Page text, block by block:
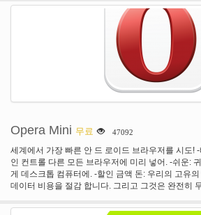
운로드 했습니다. 이것은 완전 한 패키지와 그것은
다운로드 및 절대적으로 매우 효과적 이다, 자신을
해요... "사용 중인 크롬 이나 파이어 폭스 브라우저
드 로이드 장치에 대 한 UC 브라우저 최고의 선택입
지금 최고의 안 드 로이드 브라우저를 시도 하십시오.
저와 웹에 나아가. -사회: 오페라 미니는 사람들과
에 연결할 수 있는 단지에 대 한 전화에서 작동 합니
에서 다운로드. 오페라 미니의 공식 버전 설치 하 고
새로운 기능과 향상 된 기능을 포함:-귀하의 모든 좋
얼 브라우저의 홈 화면에서 설정. 추가할 수 있는 항
페이지 일어나 보세요. 그것은 페이 스 북, 트위터
트를 제공합니다. -멀티태스킹 및 열기 페이지 탭 사
을 페이지 또는 당신은 인터넷에 연결 되어 있어 시
다운로드 매니저와 함께 당신을 위해 편리 하다. 오
Opera Mini 무료 47092
세계에서 가장 빠른 안 드 로이드 브라우저를 시도!
인 컨트롤 다른 모든 브라우저에 미리 넣어. -쉬운:
게 데스크톱 컴퓨터에. -할인 금액 돈: 우리의 고유
데이터 비용을 절감 합니다. 그리고 그것은 완전히
모든 한눈에. 탭 1 건과 더불어 그들을 올려! -스마